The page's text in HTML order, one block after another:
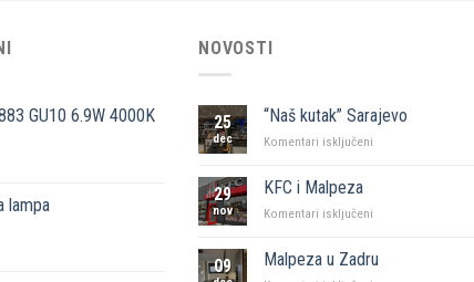
GU10 6.9W 4000K
lampa
NOVOSTI
25
dec
“Naš kutak” Sarajevo
Komentari isključeni
29
nov
KFC i Malpeza
Komentari isključeni
Malpeza
09 Malpeza u Zadru